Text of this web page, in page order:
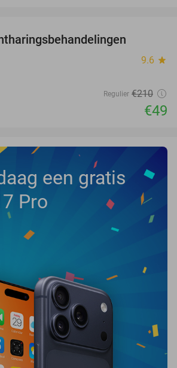
9.6 star
Regulier €210
€49
een gratis
Pro